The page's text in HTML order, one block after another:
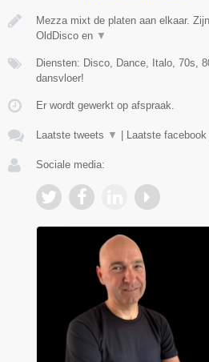
Mezza mixt de platen aan elkaar.
OldDisco en ▼
Diensten: Disco, Dance, Italo, 70s,
dansvloer!
Er wordt gewerkt op afspraak.
Laatste tweets ▼ | Laatste
Sociale media: